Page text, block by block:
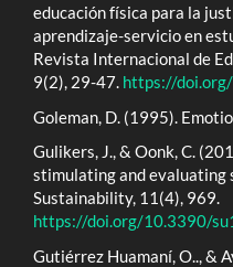
educación física para la
aprendizaje-servicio en
Revista Internacional de
9(2), 29-47. https://
Goleman, D. (1995).
Gulikers, J., & Oonk, C.
stimulating and evaluating
Sustainability, 11(4), 969.
https://doi.org/10.3390/
Gutiérrez Huamaní, O.., &